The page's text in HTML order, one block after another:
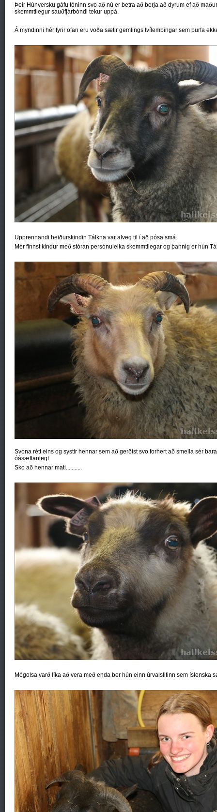
Þeir Húnversku gáfu tóninn svo að nú er betra að berja að dyrum ef að
skemmtilegur sauðfjárbóndi tekur uppá.
Á myndinni hér fyrir ofan eru voða sætir gemlings tvílembingar sem þurfa
Upprennandi heiðurskindin Tálkna var alveg til í að pósa smá.
Mér finnst kindur með stóran persónuleika skemmtilegar og þannig er hún
Svona rétt eins og systir hennar sem að gerðist svo forhert að smella sér
óásættanlegt.
Sko að hennar mati...........
Mógolsa varð líka að vera með enda ber hún einn úrvalslitinn sem íslenska